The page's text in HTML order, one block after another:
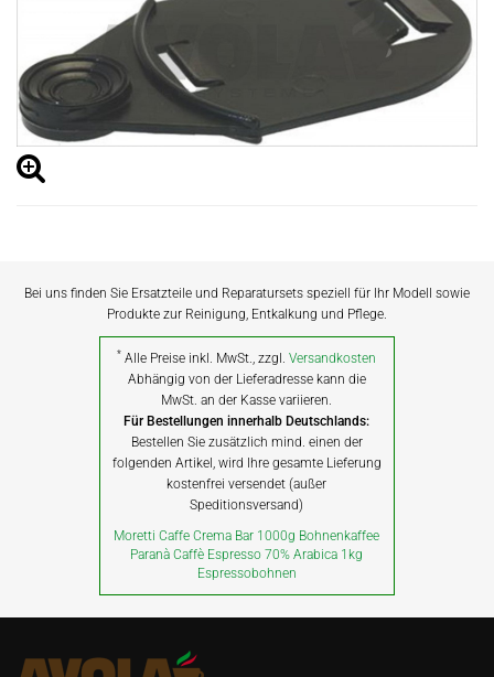
Bei uns finden Sie Ersatzteile und Reparatursets speziell für Ihr Modell sowie
Produkte zur Reinigung, Entkalkung und Pflege.
* Alle Preise inkl. MwSt., zzgl.Versandkosten
Abhängig von der Lieferadresse kann die
MwSt. an der Kasse variieren.
Für Bestellungen innerhalb Deutschlands:
Bestellen Sie zusätzlich mind. einen der
folgenden Artikel, wird Ihre gesamte Lieferung
kostenfrei versendet (außer
Speditionsversand)
Moretti Caffe Crema Bar 1000g Bohnenkaffee
Paranà Caffè Espresso 70% Arabica 1kg
Espressobohnen